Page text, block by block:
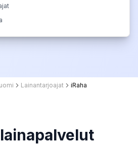
Lainantarjoajat iRaha